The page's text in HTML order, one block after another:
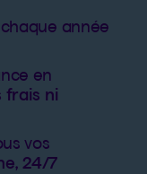
année
en
frais ni
vos
24/7